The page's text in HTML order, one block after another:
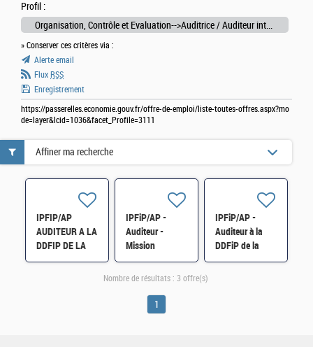
Profil :
Organisation, Contrôle et Evaluation-->Auditrice / Auditeur interne
» Conserver ces critères via :
Alerte email
Flux RSS
Enregistrement
https://passerelles.economie.gouv.fr/offre-de-emploi/liste-toutes-offres.aspx?mo
de=layer&lcid=1036&facet_Profile=3111
IPFIP/AP
AUDITEUR A LA
DDFIP DE LA
MEUSE H/F
IPFiP/AP -
Auditeur -
Mission
Départementale
Maîtrise des
IPFiP/AP -
Auditeur à la
DDFiP de la
Marne H/F
Affiner ma recherche
Nombre de résultats : 3 offre(s)
1